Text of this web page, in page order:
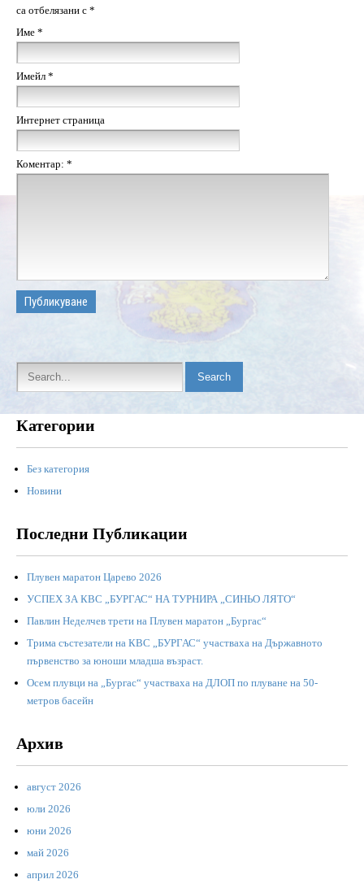
са отбелязани с *
Име *
Имейл *
Интернет страница
Коментар: *
Категории
Без категория
Новини
Последни Публикации
Плувен маратон Царево 2026
УСПЕХ ЗА КВС „БУРГАС“ НА ТУРНИРА „СИНЬО ЛЯТО“
Павлин Неделчев трети на Плувен маратон „Бургас“
Трима състезатели на КВС „БУРГАС“ участваха на Държавното
първенство за юноши младша възраст.
Осем плувци на „Бургас“ участваха на ДЛОП по плуване на 50-
метров басейн
Архив
август 2026
юли 2026
юни 2026
май 2026
април 2026